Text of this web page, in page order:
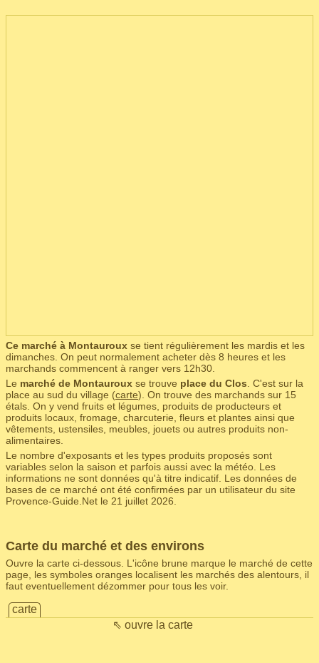
Ce marché à Montauroux se tient régulièrement les mardis et les
dimanches. On peut normalement acheter dès 8 heures et les
marchands commencent à ranger vers 12h30.
Le marché de Montauroux se trouve place du Clos . C'est sur la
place au sud du village (carte). On trouve des marchands sur 15
étals. On y vend fruits et légumes, produits de producteurs et
produits locaux, fromage, charcuterie, fleurs et plantes ainsi que
vêtements, ustensiles, meubles, jouets ou autres produits non-
alimentaires.
Le nombre d'exposants et les types produits proposés sont
variables selon la saison et parfois aussi avec la météo. Les
informations ne sont données qu'à titre indicatif. Les données de
bases de ce marché ont été confirmées par un utilisateur du site
Provence-Guide.Net le 21 juillet 2026.
Carte du marché et des environs
Ouvre la carte ci-dessous. L'icône brune marque le marché de cette
page, les symboles oranges localisent les marchés des alentours, il
faut eventuellement dézommer pour tous les voir.
carte
⇖ ouvre la carte